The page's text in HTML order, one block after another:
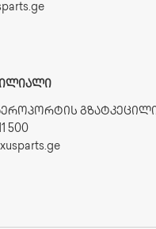
გზატკეცილი
500